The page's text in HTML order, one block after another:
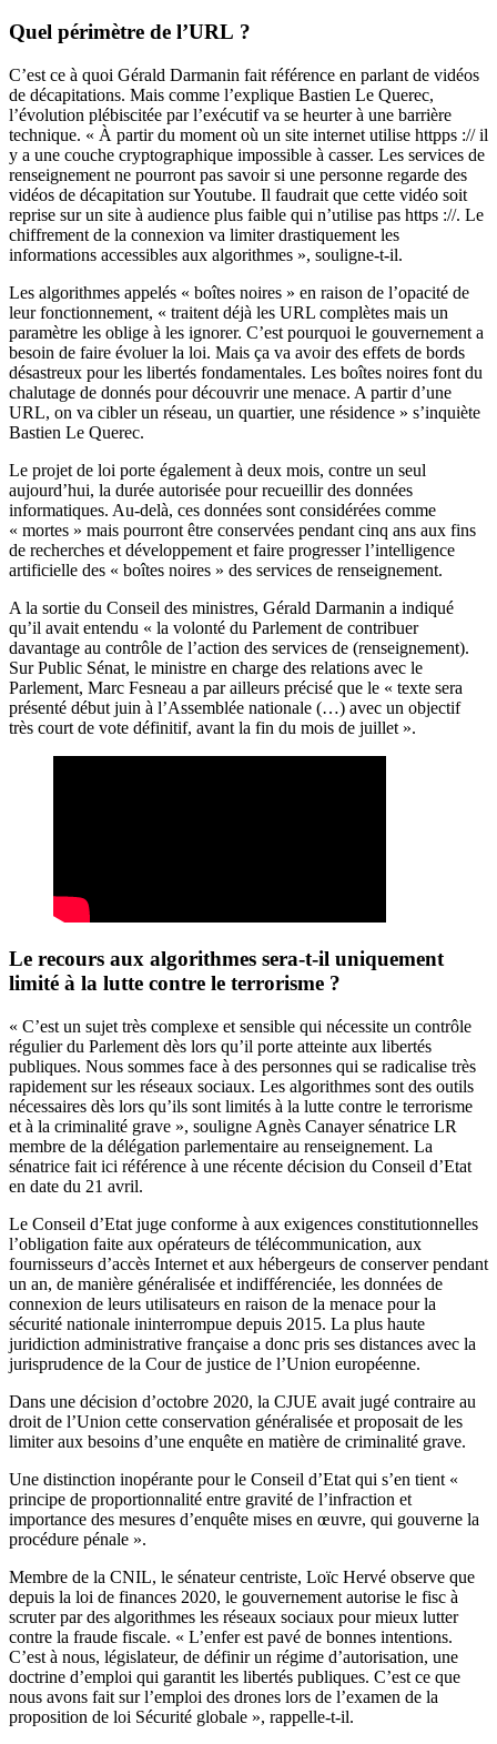
Quel périmètre de l’URL ?
C’est ce à quoi Gérald Darmanin fait référence en parlant de vidéos
de décapitations. Mais comme l’explique Bastien Le Querec,
l’évolution plébiscitée par l’exécutif va se heurter à une barrière
technique. « À partir du moment où un site internet utilise httpps :// il
y a une couche cryptographique impossible à casser. Les services de
renseignement ne pourront pas savoir si une personne regarde des
vidéos de décapitation sur Youtube. Il faudrait que cette vidéo soit
reprise sur un site à audience plus faible qui n’utilise pas https ://. Le
chiffrement de la connexion va limiter drastiquement les
informations accessibles aux algorithmes », souligne-t-il.
Les algorithmes appelés « boîtes noires » en raison de l’opacité de
leur fonctionnement, « traitent déjà les URL complètes mais un
paramètre les oblige à les ignorer. C’est pourquoi le gouvernement a
besoin de faire évoluer la loi. Mais ça va avoir des effets de bords
désastreux pour les libertés fondamentales. Les boîtes noires font du
chalutage de donnés pour découvrir une menace. A partir d’une
URL, on va cibler un réseau, un quartier, une résidence » s’inquiète
Bastien Le Querec.
Le projet de loi porte également à deux mois, contre un seul
aujourd’hui, la durée autorisée pour recueillir des données
informatiques. Au-delà, ces données sont considérées comme
« mortes » mais pourront être conservées pendant cinq ans aux fins
de recherches et développement et faire progresser l’intelligence
artificielle des « boîtes noires » des services de renseignement.
A la sortie du Conseil des ministres, Gérald Darmanin a indiqué
qu’il avait entendu « la volonté du Parlement de contribuer
davantage au contrôle de l’action des services de (renseignement).
Sur Public Sénat, le ministre en charge des relations avec le
Parlement, Marc Fesneau a par ailleurs précisé que le « texte sera
présenté début juin à l’Assemblée nationale (…) avec un objectif
très court de vote définitif, avant la fin du mois de juillet ».
Le recours aux algorithmes sera-t-il uniquement
limité à la lutte contre le terrorisme ?
« C’est un sujet très complexe et sensible qui nécessite un contrôle
régulier du Parlement dès lors qu’il porte atteinte aux libertés
publiques. Nous sommes face à des personnes qui se radicalise très
rapidement sur les réseaux sociaux. Les algorithmes sont des outils
nécessaires dès lors qu’ils sont limités à la lutte contre le terrorisme
et à la criminalité grave », souligne Agnès Canayer sénatrice LR
membre de la délégation parlementaire au renseignement. La
sénatrice fait ici référence à une récente décision du Conseil d’Etat
en date du 21 avril.
Le Conseil d’Etat juge conforme à aux exigences constitutionnelles
l’obligation faite aux opérateurs de télécommunication, aux
fournisseurs d’accès Internet et aux hébergeurs de conserver pendant
un an, de manière généralisée et indifférenciée, les données de
connexion de leurs utilisateurs en raison de la menace pour la
sécurité nationale ininterrompue depuis 2015. La plus haute
juridiction administrative française a donc pris ses distances avec la
jurisprudence de la Cour de justice de l’Union européenne.
Dans une décision d’octobre 2020, la CJUE avait jugé contraire au
droit de l’Union cette conservation généralisée et proposait de les
limiter aux besoins d’une enquête en matière de criminalité grave.
Une distinction inopérante pour le Conseil d’Etat qui s’en tient «
principe de proportionnalité entre gravité de l’infraction et
importance des mesures d’enquête mises en œuvre, qui gouverne la
procédure pénale ».
Membre de la CNIL, le sénateur centriste, Loïc Hervé observe que
depuis la loi de finances 2020, le gouvernement autorise le fisc à
scruter par des algorithmes les réseaux sociaux pour mieux lutter
contre la fraude fiscale. « L’enfer est pavé de bonnes intentions.
C’est à nous, législateur, de définir un régime d’autorisation, une
doctrine d’emploi qui garantit les libertés publiques. C’est ce que
nous avons fait sur l’emploi des drones lors de l’examen de la
proposition de loi Sécurité globale », rappelle-t-il.